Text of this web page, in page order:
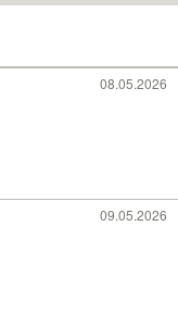
08.05.2026
09.05.2026